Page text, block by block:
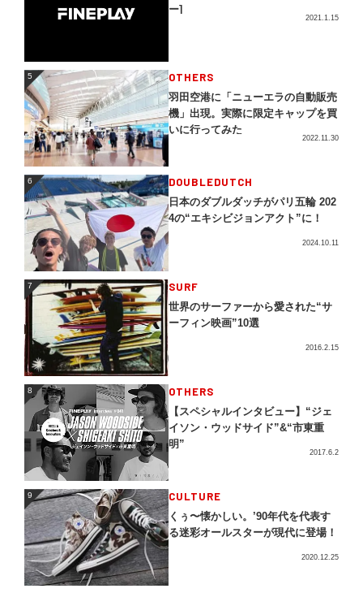
ー]
2021.1.15
5 OTHERS
羽田空港に「ニューエラの自動販売
機」出現。実際に限定キャップを買
いに行ってみた
2022.11.30
6 DOUBLEDUTCH
日本のダブルダッチがパリ五輪 202
4の“エキシビジョンアクト”に！
2024.10.11
7 SURF
世界のサーファーから愛された“サ
ーフィン映画”10選
2016.2.15
8 OTHERS
【スペシャルインタビュー】“ジェ
イソン・ウッドサイド”&“市東重
明”
2017.6.2
9 CULTURE
くぅ〜懐かしい。’90年代を代表す
る迷彩オールスターが現代に登場！
2020.12.25